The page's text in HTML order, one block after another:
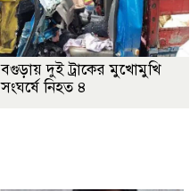
বগুড়ায় দুই ট্রাকের মুখোমুখি
সংঘর্ষে নিহত ৪